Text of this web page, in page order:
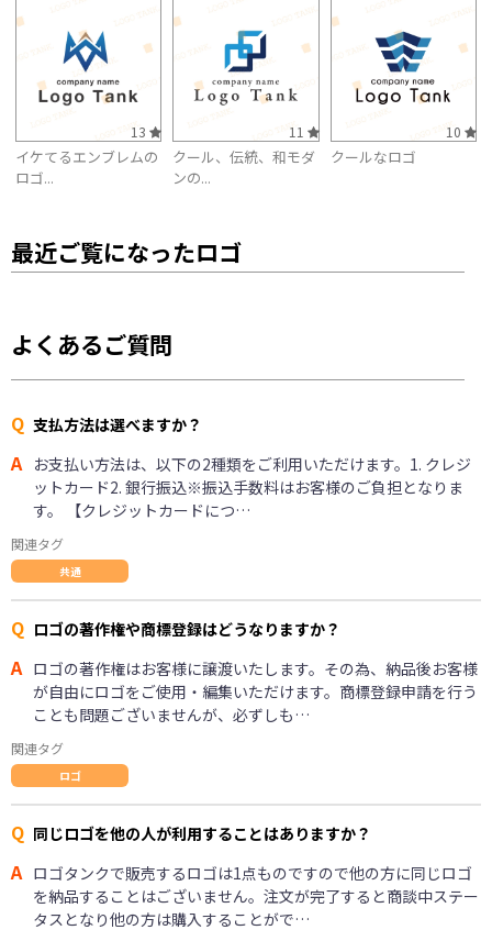
13
イケてるエンブレムの
ロゴ...
11
クール、伝統、和モダ
ンの...
10
クールなロゴ
最近ご覧になったロゴ
よくあるご質問
Q 支払方法は選べますか？
A お支払い方法は、以下の2種類をご利用いただけます。1. クレジ
ットカード2. 銀行振込※振込手数料はお客様のご負担となりま
す。 【クレジットカードにつ…
関連タグ
共通
Q ロゴの著作権や商標登録はどうなりますか？
A ロゴの著作権はお客様に譲渡いたします。その為、納品後お客様
が自由にロゴをご使用・編集いただけます。商標登録申請を行う
ことも問題ございませんが、必ずしも…
関連タグ
ロゴ
Q 同じロゴを他の人が利用することはありますか？
A ロゴタンクで販売するロゴは1点ものですので他の方に同じロゴ
を納品することはございません。注文が完了すると商談中ステー
タスとなり他の方は購入することがで…